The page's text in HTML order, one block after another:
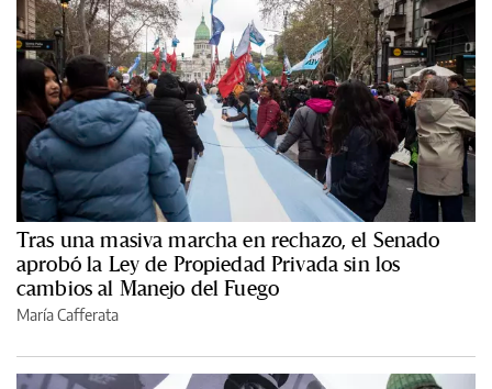
Tras una masiva marcha en rechazo, el Senado
aprobó la Ley de Propiedad Privada sin los
cambios al Manejo del Fuego
María Cafferata